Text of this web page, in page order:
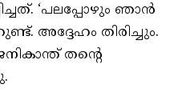
‘പലപ്പോഴും ഞാൻ
അദ്ദേഹം തിരിച്ചും.
തന്റെ